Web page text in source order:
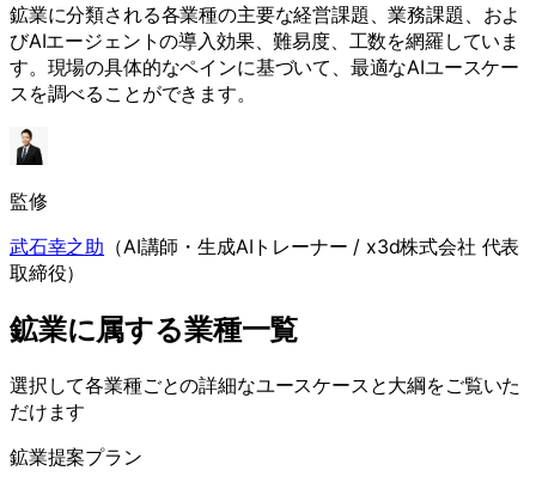
鉱業に分類される各業種の主要な経営課題、業務課題、およ
びAIエージェントの導入効果、難易度、工数を網羅していま
す。現場の具体的なペインに基づいて、最適なAIユースケー
スを調べることができます。
監修
武石幸之助 （AI講師・生成AIトレーナー / x3d株式会社 代表
取締役）
鉱業に属する業種一覧
選択して各業種ごとの詳細なユースケースと大綱をご覧いた
だけます
鉱業提案プラン